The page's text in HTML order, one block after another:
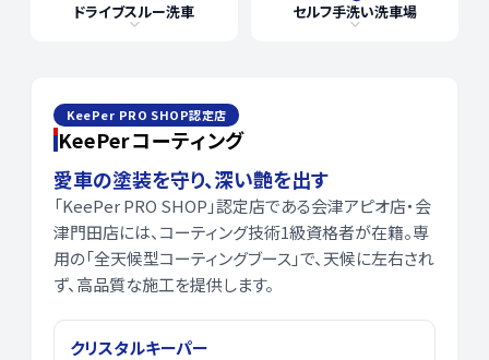
ドライブスルー洗車 セルフ手洗い洗車場
KeePer PRO SHOP認定店
KeePerコーティング
愛車の塗装を守り、深い艶を出す
「KeePer PRO SHOP」認定店である会津アピオ店・会
津門田店には、コーティング技術1級資格者が在籍。専
用の「全天候型コーティングブース」で、天候に左右され
ず、高品質な施工を提供します。
クリスタルキーパー